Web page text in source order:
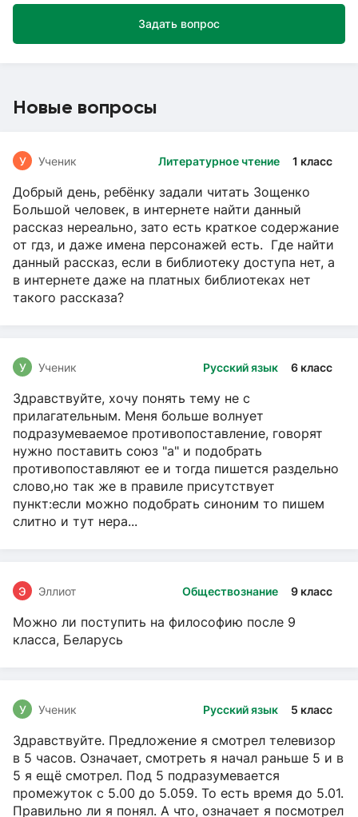
Задать вопрос
Новые вопросы
Литературное чтение 1 класс
У Ученик
Добрый день, ребёнку задали читать Зощенко
Большой человек, в интернете найти данный
рассказ нереально, зато есть краткое содержание
от гдз, и даже имена персонажей есть. Где найти
данный рассказ, если в библиотеку доступа нет, а
в интернете даже на платных библиотеках нет
такого рассказа?
Русский язык 6 класс
У Ученик
Здравствуйте, хочу понять тему не с
прилагательным. Меня больше волнует
подразумеваемое противопоставление, говорят
нужно поставить союз "а" и подобрать
противопоставляют ее и тогда пишется раздельно
слово,но так же в правиле присутствует
пункт:если можно подобрать синоним то пишем
слитно и тут нера...
Обществознание 9 класс
Э Эллиот
Можно ли поступить на философию после 9
класса, Беларусь
Русский язык 5 класс
У Ученик
Здравствуйте. Предложение я смотрел телевизор
в 5 часов. Означает, смотреть я начал раньше 5 и в
5 я ещё смотрел. Под 5 подразумевается
промежуток с 5.00 до 5.059. То есть время до 5.01.
Правильно ли я понял. А что, означает я посмотрел